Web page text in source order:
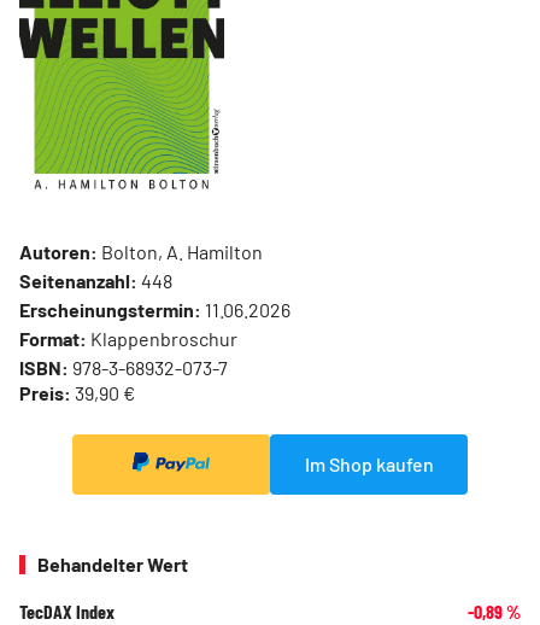
Autoren: Bolton, A. Hamilton
Seitenanzahl: 448
Erscheinungstermin: 11.06.2026
Format: Klappenbroschur
ISBN: 978-3-68932-073-7
Preis: 39,90 €
Im Shop kaufen
Behandelter Wert
TecDAX Index -0,89%